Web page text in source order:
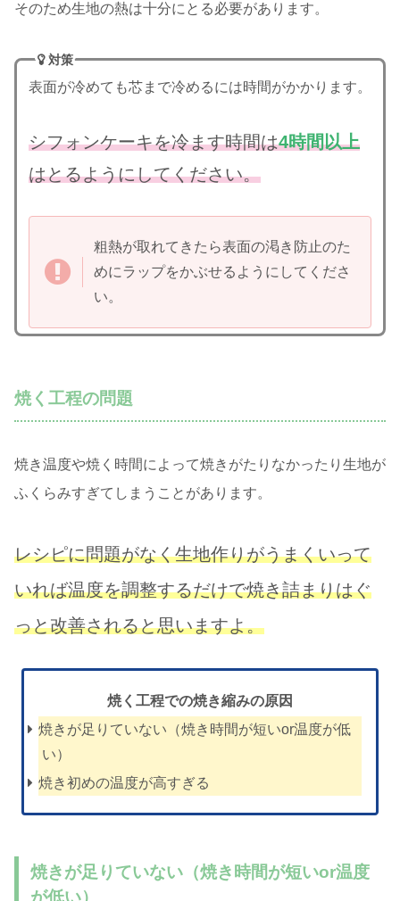
そのため生地の熱は十分にとる必要があります。
対策
表面が冷めても芯まで冷めるには時間がかかります。
シフォンケーキを冷ます時間は4時間以上
はとるようにしてください。
粗熱が取れてきたら表面の渇き防止のた
めにラップをかぶせるようにしてくださ
い。
焼く工程の問題
焼き温度や焼く時間によって焼きがたりなかったり生地が
ふくらみすぎてしまうことがあります。
レシピに問題がなく生地作りがうまくいって
いれば温度を調整するだけで焼き詰まりはぐ
っと改善されると思いますよ。
焼く工程での焼き縮みの原因
焼きが足りていない（焼き時間が短いor温度が低
い）
焼き初めの温度が高すぎる
焼きが足りていない（焼き時間が短いor温度
が低い）